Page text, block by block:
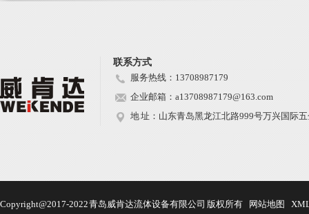
联系方式
服务热线：13708987179
企业邮箱：a13708987179@163.com
地 址：山东青岛黑龙江北路999号万兴国际
Copyright@2017-2022 青岛威肯达流体设备有限公司 版权所有 网站地图